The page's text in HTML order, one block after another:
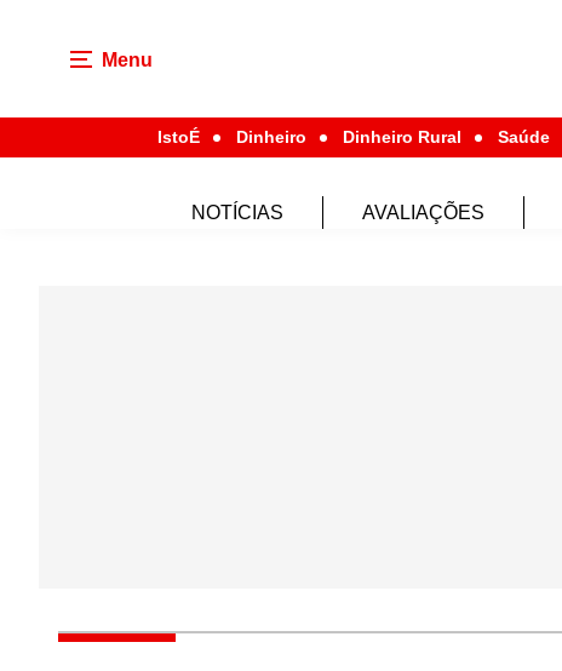
Menu
IstoÉ Dinheiro Dinheiro Rural Saúde
NOTÍCIAS AVALIAÇÕES